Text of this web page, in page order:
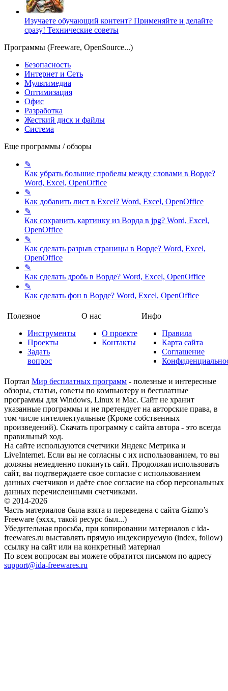
Изучаете обучающий контент? Применяйте и делайте
сразу! Технические советы
Программы (Freeware, OpenSource...)
Безопасность
Интернет и Сеть
Мультимедиа
Оптимизация
Офис
Разработка
Жесткий диск и файлы
Система
Еще программы / обзоры
✎
Как убрать большие пробелы между словами в Ворде?
Word, Excel, OpenOffice
✎
Как добавить лист в Excel? Word, Excel, OpenOffice
✎
Как сохранить картинку из Ворда в jpg? Word, Excel,
OpenOffice
✎
Как сделать разрыв страницы в Ворде? Word, Excel,
OpenOffice
✎
Как сделать дробь в Ворде? Word, Excel, OpenOffice
✎
Как сделать фон в Ворде? Word, Excel, OpenOffice
Полезное
Инструменты
Проекты
Задать
вопрос
О нас
О проекте
Контакты
Инфо
Правила
Карта сайта
Соглашение
Портал Мир бесплатных программ - полезные и интересные
обзоры, статьи, советы по компьютеру и бесплатные
программы для Windows, Linux и Mac. Сайт не хранит
указанные программы и не претендует на авторские права, в
том числе интеллектуальные (Кроме собственных
произведений). Скачать программу с сайта автора - это всегда
правильный ход.
На сайте используются счетчики Яндекс Метрика и
LiveInternet. Если вы не согласны с их использованием, то вы
должны немедленно покинуть сайт. Продолжая использовать
сайт, вы подтверждаете свое согласие с использованием
данных счетчиков и даёте свое согласие на сбор персональных
данных перечисленными счетчиками.
© 2014-2026
Часть материалов была взята и переведена с сайта Gizmo’s
Freeware (эххх, такой ресурс был...)
Убедительная просьба, при копировании материалов с ida-
freewares.ru выставлять прямую индексируемую (index, follow)
ссылку на сайт или на конкретный материал
По всем вопросам вы можете обратится письмом по адресу
support@ida-freewares.ru